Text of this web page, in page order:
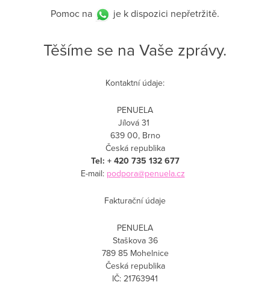
Pomoc na je k dispozici nepřetržitě.
Těšíme se na Vaše zprávy.
Kontaktní údaje:
PENUELA
Jílová 31
639 00, Brno
Česká republika
Tel: + 420 735 132 677
E-mail: podpora@penuela.cz
Fakturační údaje
PENUELA
Staškova 36
789 85 Mohelnice
Česká republika
IČ: 21763941